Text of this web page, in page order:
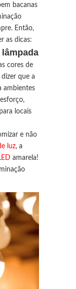
bacanas
Então,
as dicas:
cores de
que a
ambientes
locais
e não
luz, a
amarela!